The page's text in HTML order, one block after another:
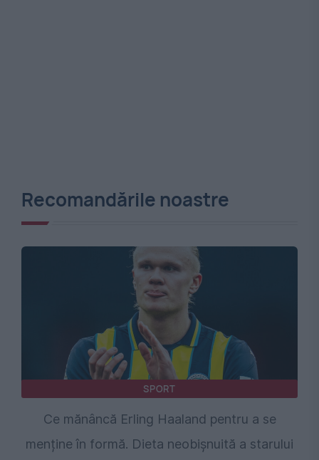
Recomandările noastre
SPORT
Ce mănâncă Erling Haaland pentru a se
menține în formă. Dieta neobișnuită a starului